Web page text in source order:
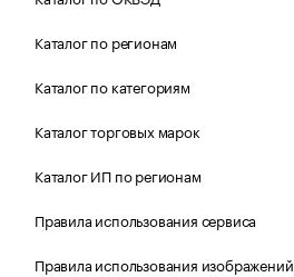
Каталог по регионам
Каталог по категориям
Каталог торговых марок
Каталог ИП по регионам
Правила использования сервиса
Правила использования изображений